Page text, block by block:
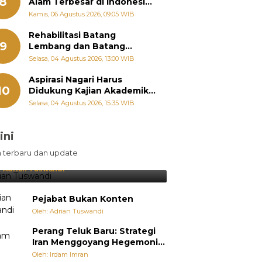
Groundbreaking September
Kamis, 06 Agustus 2026, 09:05 WIB
9
Rehabilitasi Batang
Lembang dan Batang
Gawan Segera Dimulai, Zigo
Berjalan
Selasa, 04 Agustus 2026, 13:00 WIB
Aspirasi Nagari Harus
Didukung Kajian Akademik,
Zigo Rolanda: Agar Mudah
Selasa, 04 Agustus 2026, 15:35 WIB
terbaru dan update
Lebih Diunggulkan, tetapi
Selalu Punya Cara Membuat
Adrian Tuswandi
Pejabat Bukan Konten
Oleh: Adrian Tuswandi
Perang Teluk Baru: Strategi
Iran Menggoyang Hegemoni
AS dari Dalam
Oleh: Irdam Imran